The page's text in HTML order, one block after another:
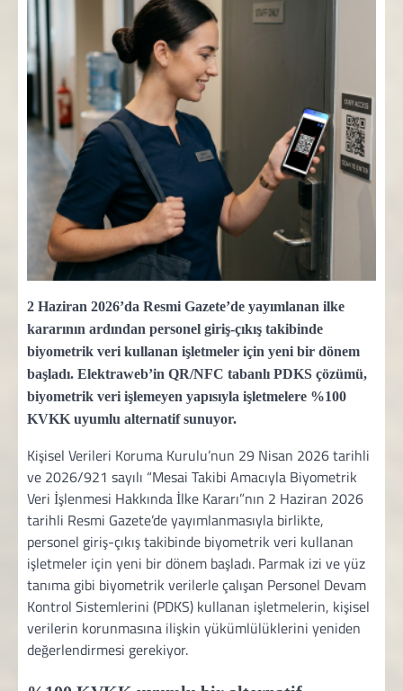
2 Haziran 2026’da Resmi Gazete’de yayımlanan ilke
kararının ardından personel giriş-çıkış takibinde
biyometrik veri kullanan işletmeler için yeni bir dönem
başladı. Elektraweb’in QR/NFC tabanlı PDKS çözümü,
biyometrik veri işlemeyen yapısıyla işletmelere %100
KVKK uyumlu alternatif sunuyor.
Kişisel Verileri Koruma Kurulu’nun 29 Nisan 2026 tarihli
ve 2026/921 sayılı “Mesai Takibi Amacıyla Biyometrik
Veri İşlenmesi Hakkında İlke Kararı”nın 2 Haziran 2026
tarihli Resmi Gazete’de yayımlanmasıyla birlikte,
personel giriş-çıkış takibinde biyometrik veri kullanan
işletmeler için yeni bir dönem başladı. Parmak izi ve yüz
tanıma gibi biyometrik verilerle çalışan Personel Devam
Kontrol Sistemlerini (PDKS) kullanan işletmelerin, kişisel
verilerin korunmasına ilişkin yükümlülüklerini yeniden
değerlendirmesi gerekiyor.